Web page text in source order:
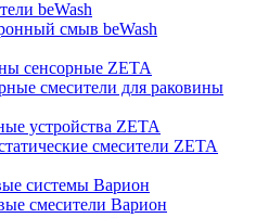
beWash
смыв beWash
сенсорные ZETA
смесители для раковины
устройства ZETA
смесители ZETA
системы Варион
смесители Варион